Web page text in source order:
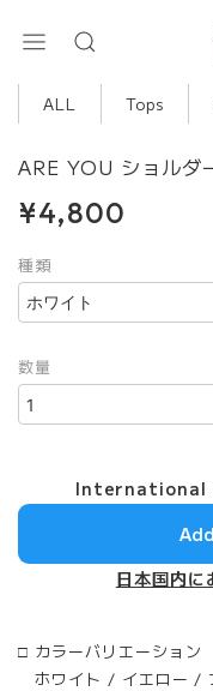
ALL Tops
ARE YOU ショル
¥4,800
種類
数量
International
日本国内に
□ カラーバリエーション
ホワイト / イエロー /